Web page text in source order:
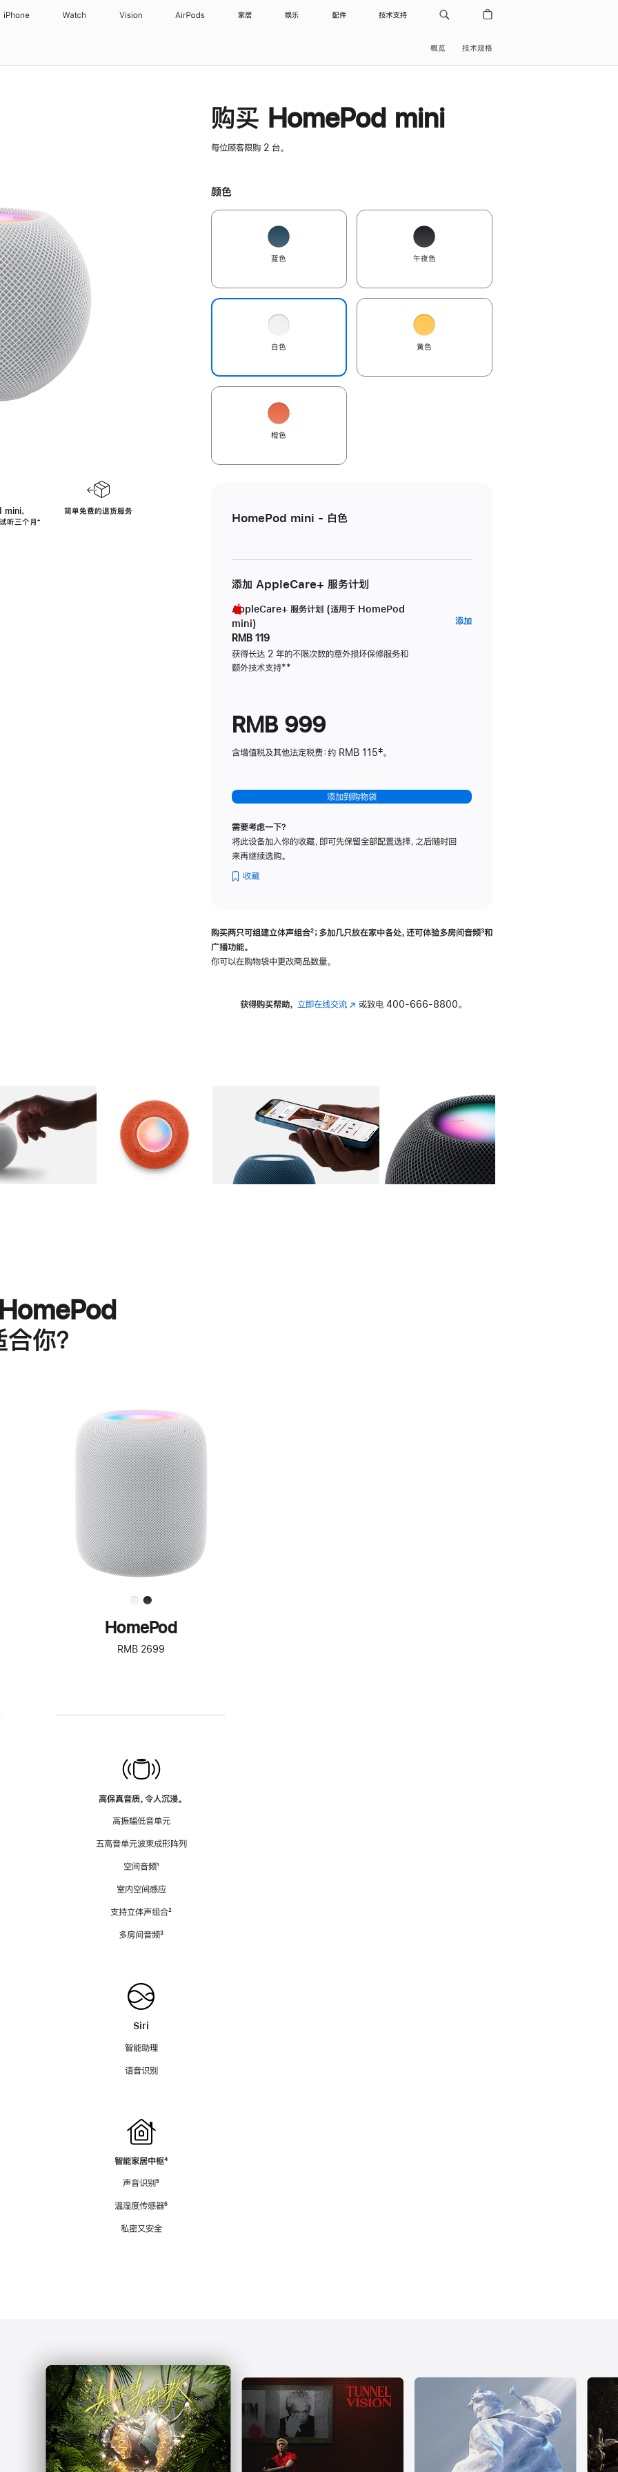
iPhone Watch Vision AirPods 家居 娱乐 配件 技术支持
概览 技术规格
，
听三个月脚
⁺
简单免费的退货服务
购买 HomePod mini
每位顾客限购 2 台。
颜色
蓝色 午夜色
白色 黄色
橙色
HomePod mini - 白色
添加 AppleCare+ 服务计划
AppleCare+ 服务计划 (适用于 HomePod
mini)
RMB 119
获得长达 2 年的不限次数的意外损坏保修服务和
额外技术支持脚
**
添加AppleCare+
RMB 999
含增值税及其他法定税费：约 RMB 115‡。
添加到购物袋
需要考虑一下？
将此设备加入你的收藏，即可先保留全部配置选择，之后随时回
来再继续选购。
收藏
购买两只可组建立体声组合脚
²；多加几只放在家中各处，还可体验多‍房‍间音频脚
³和
广播功能。
你可以在购物袋中更改商品数量。
获得购买帮助， 立即在线交流(在 或致电 400-666-8800。
图库 图像 图库 图像 图库 图像 4 图库 图像 5
你？
进
一
步
了
解
HomePod<
HomePod
RMB 2699
高保真音质，令人沉浸。
高振幅低音单元
五高音单元波束成形阵列
空间音频脚
¹
室内空间感应
支持立体声组合脚
²
多房间音频脚
³
Siri
智能助理
语音识别
智能家居中枢脚
⁴
声音识别脚
⁵
温湿度传感器脚
⁶
私密又安全